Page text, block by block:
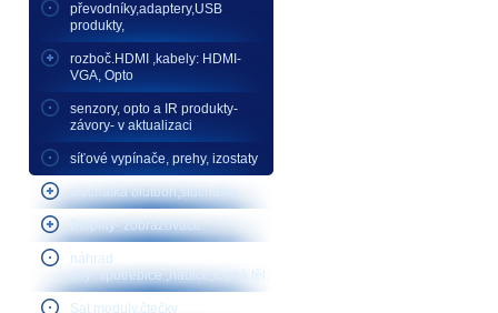
převodníky,adaptery,USB
produkty,
rozboč.HDMI ,kabely: HDMI-
VGA, Opto
senzory, opto a IR produkty-
závory- v aktualizaci
síťové vypínače, prehy, izostaty
sluchátka blutooh,sluchátka
Display- zobrazovače.
náhrad
díly-.spotřebiče.,hadice,topná těl.
Sat moduly,čtečky